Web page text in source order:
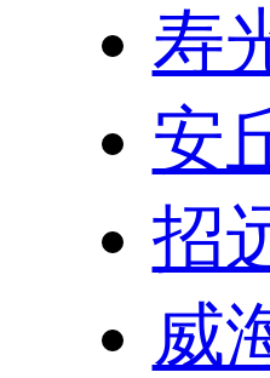
寿
安
招
威